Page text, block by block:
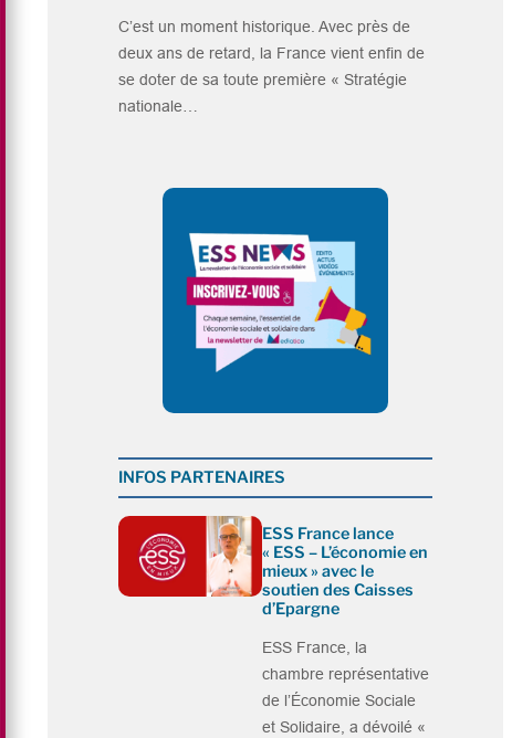
C’est un moment historique. Avec près de
deux ans de retard, la France vient enfin de
se doter de sa toute première « Stratégie
nationale…
INFOS PARTENAIRES
ESS France lance
« ESS – L’économie en
mieux » avec le
soutien des Caisses
d’Epargne
ESS France, la
chambre représentative
de l’Économie Sociale
et Solidaire, a dévoilé «